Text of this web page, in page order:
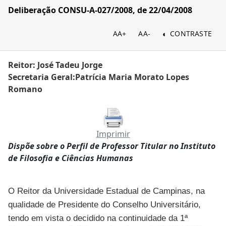
Deliberação CONSU-A-027/2008, de 22/04/2008
AA+ AA- CONTRASTE
Reitor: José Tadeu Jorge
Secretaria Geral:Patrícia Maria Morato Lopes
Romano
Imprimir
Dispõe sobre o Perfil de Professor Titular no Instituto
de Filosofia e Ciências Humanas
O Reitor da Universidade Estadual de Campinas, na
qualidade de Presidente do Conselho Universitário,
tendo em vista o decidido na continuidade da 1ª